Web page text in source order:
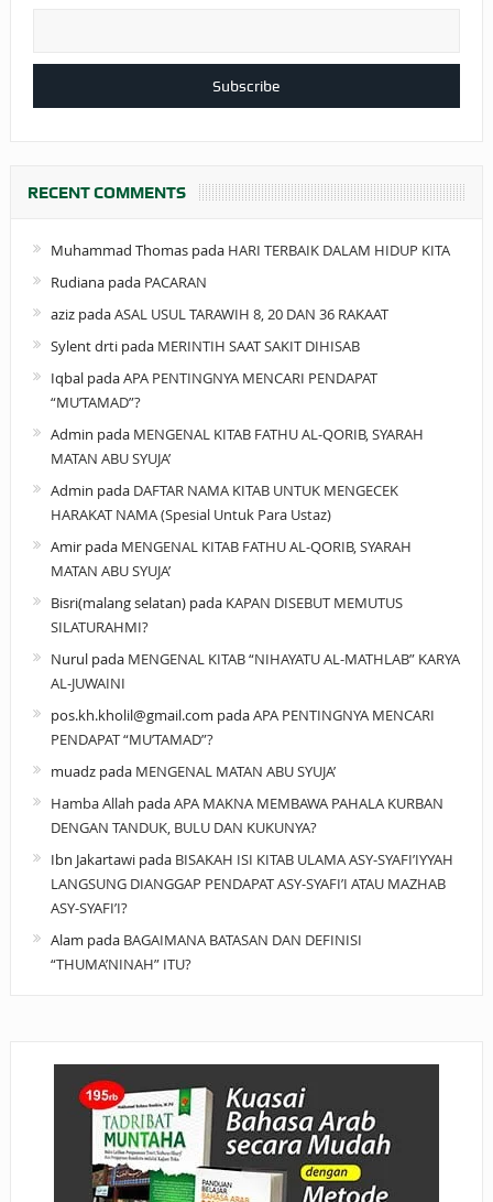
RECENT COMMENTS
Muhammad Thomaspada HARI TERBAIK DALAM HIDUP KITA
Rudianapada PACARAN
azizpadaASAL USUL TARAWIH 8, 20 DAN 36 RAKAAT
Sylent drtipada MERINTIH SAAT SAKIT DIHISAB
IqbalpadaAPA PENTINGNYA MENCARI PENDAPAT
“MU’TAMAD”?
Admin pada MENGENAL KITAB FATHU AL-QORIB, SYARAH
MATAN ABU SYUJA’
Admin pada DAFTAR NAMA KITAB UNTUK MENGECEK
HARAKAT NAMA (Spesial Untuk Para Ustaz)
Amirpada MENGENAL KITAB FATHU AL-QORIB, SYARAH
MATAN ABU SYUJA’
Bisri(malang selatan)pada KAPAN DISEBUT MEMUTUS
SILATURAHMI?
Nurulpada MENGENAL KITAB “NIHAYATU AL-MATHLAB” KARYA
AL-JUWAINI
pos.kh.kholil@gmail.com padaAPA PENTINGNYA MENCARI
PENDAPAT “MU’TAMAD”?
muadzpada MENGENAL MATAN ABU SYUJA’
Hamba Allah padaAPA MAKNA MEMBAWA PAHALA KURBAN
DENGAN TANDUK, BULU DAN KUKUNYA?
Ibn Jakartawipada BISAKAH ISI KITAB ULAMA ASY-SYAFI’IYYAH
LANGSUNG DIANGGAP PENDAPAT ASY-SYAFI’I ATAU MAZHAB
ASY-SYAFI’I?
Alam pada BAGAIMANA BATASAN DAN DEFINISI
“THUMA’NINAH” ITU?